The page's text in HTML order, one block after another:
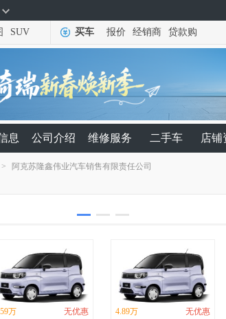
SUV 买车 报价 经销商 贷款购
息 公司介绍 维修服务 二手车 店铺
> 阿克苏隆鑫伟业汽车销售有限责任公司
万 无优惠 4.89万 无优惠